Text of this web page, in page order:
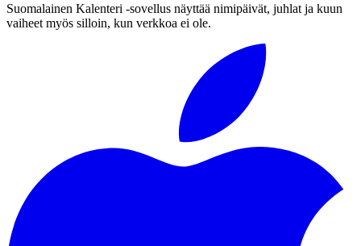
Suomalainen Kalenteri ‑sovellus näyttää nimipäivät, juhlat ja kuun
vaiheet myös silloin, kun verkkoa ei ole.